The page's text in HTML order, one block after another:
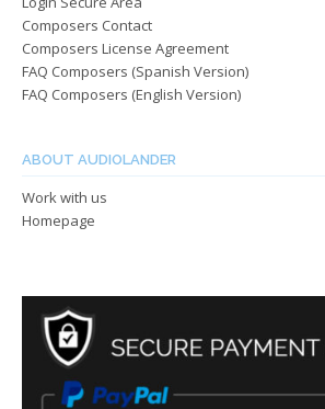
Composers Contact
Composers License Agreement
FAQ Composers (Spanish Version)
FAQ Composers (English Version)
ABOUT AUDIOLANDER
Work with us
Homepage